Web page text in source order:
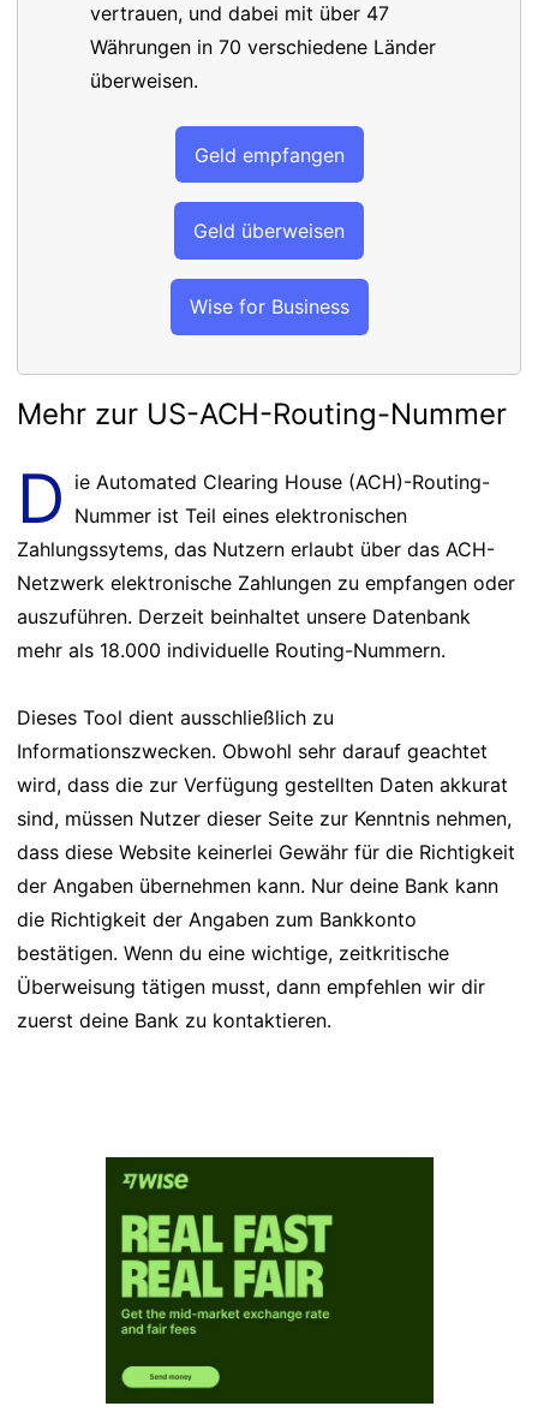
vertrauen, und dabei mit über 47
Währungen in 70 verschiedene Länder
überweisen.
Geld empfangen
Geld überweisen
Wise for Business
Mehr zur US-ACH-Routing-Nummer
D ie Automated Clearing House (ACH)-Routing-
Nummer ist Teil eines elektronischen
Zahlungssytems, das Nutzern erlaubt über das ACH-
Netzwerk elektronische Zahlungen zu empfangen oder
auszuführen. Derzeit beinhaltet unsere Datenbank
mehr als 18.000 individuelle Routing-Nummern.
Dieses Tool dient ausschließlich zu
Informationszwecken. Obwohl sehr darauf geachtet
wird, dass die zur Verfügung gestellten Daten akkurat
sind, müssen Nutzer dieser Seite zur Kenntnis nehmen,
dass diese Website keinerlei Gewähr für die Richtigkeit
der Angaben übernehmen kann. Nur deine Bank kann
die Richtigkeit der Angaben zum Bankkonto
bestätigen. Wenn du eine wichtige, zeitkritische
Überweisung tätigen musst, dann empfehlen wir dir
zuerst deine Bank zu kontaktieren.